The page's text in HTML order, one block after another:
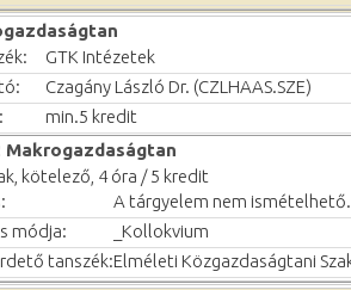
GTK Intézetek
Czagány László Dr. (CZLHAAS.SZE)
min.5 kredit
Makrogazdaságtan
kötelező, 4 óra / 5 kredit
A tárgyelem nem ismételhető.
módja:
_Kollokvium
tanszék:Elméleti Közgazdaságtani